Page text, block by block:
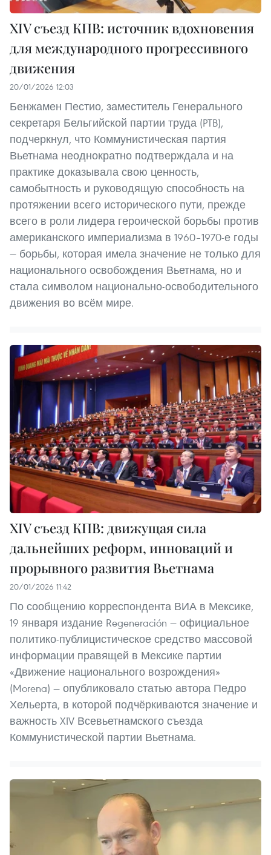
XIV съезд КПВ: источник вдохновения
для международного прогрессивного
движения
20/01/2026 12:03
Бенжамен Пестио, заместитель Генерального
секретаря Бельгийской партии труда (PTB),
подчеркнул, что Коммунистическая партия
Вьетнама неоднократно подтверждала и на
практике доказывала свою ценность,
самобытность и руководящую способность на
протяжении всего исторического пути, прежде
всего в роли лидера героической борьбы против
американского империализма в 1960–1970-е годы
— борьбы, которая имела значение не только для
национального освобождения Вьетнама, но и
стала символом национально-освободительного
движения во всём мире.
XIV съезд КПВ: движущая сила
дальнейших реформ, инноваций и
прорывного развития Вьетнама
20/01/2026 11:42
По сообщению корреспондента ВИА в Мексике,
19 января издание Regeneración — официальное
политико-публицистическое средство массовой
информации правящей в Мексике партии
«Движение национального возрождения»
(Morena) — опубликовало статью автора Педро
Хельерта, в которой подчёркиваются значение и
важность XIV Всевьетнамского съезда
Коммунистической партии Вьетнама.